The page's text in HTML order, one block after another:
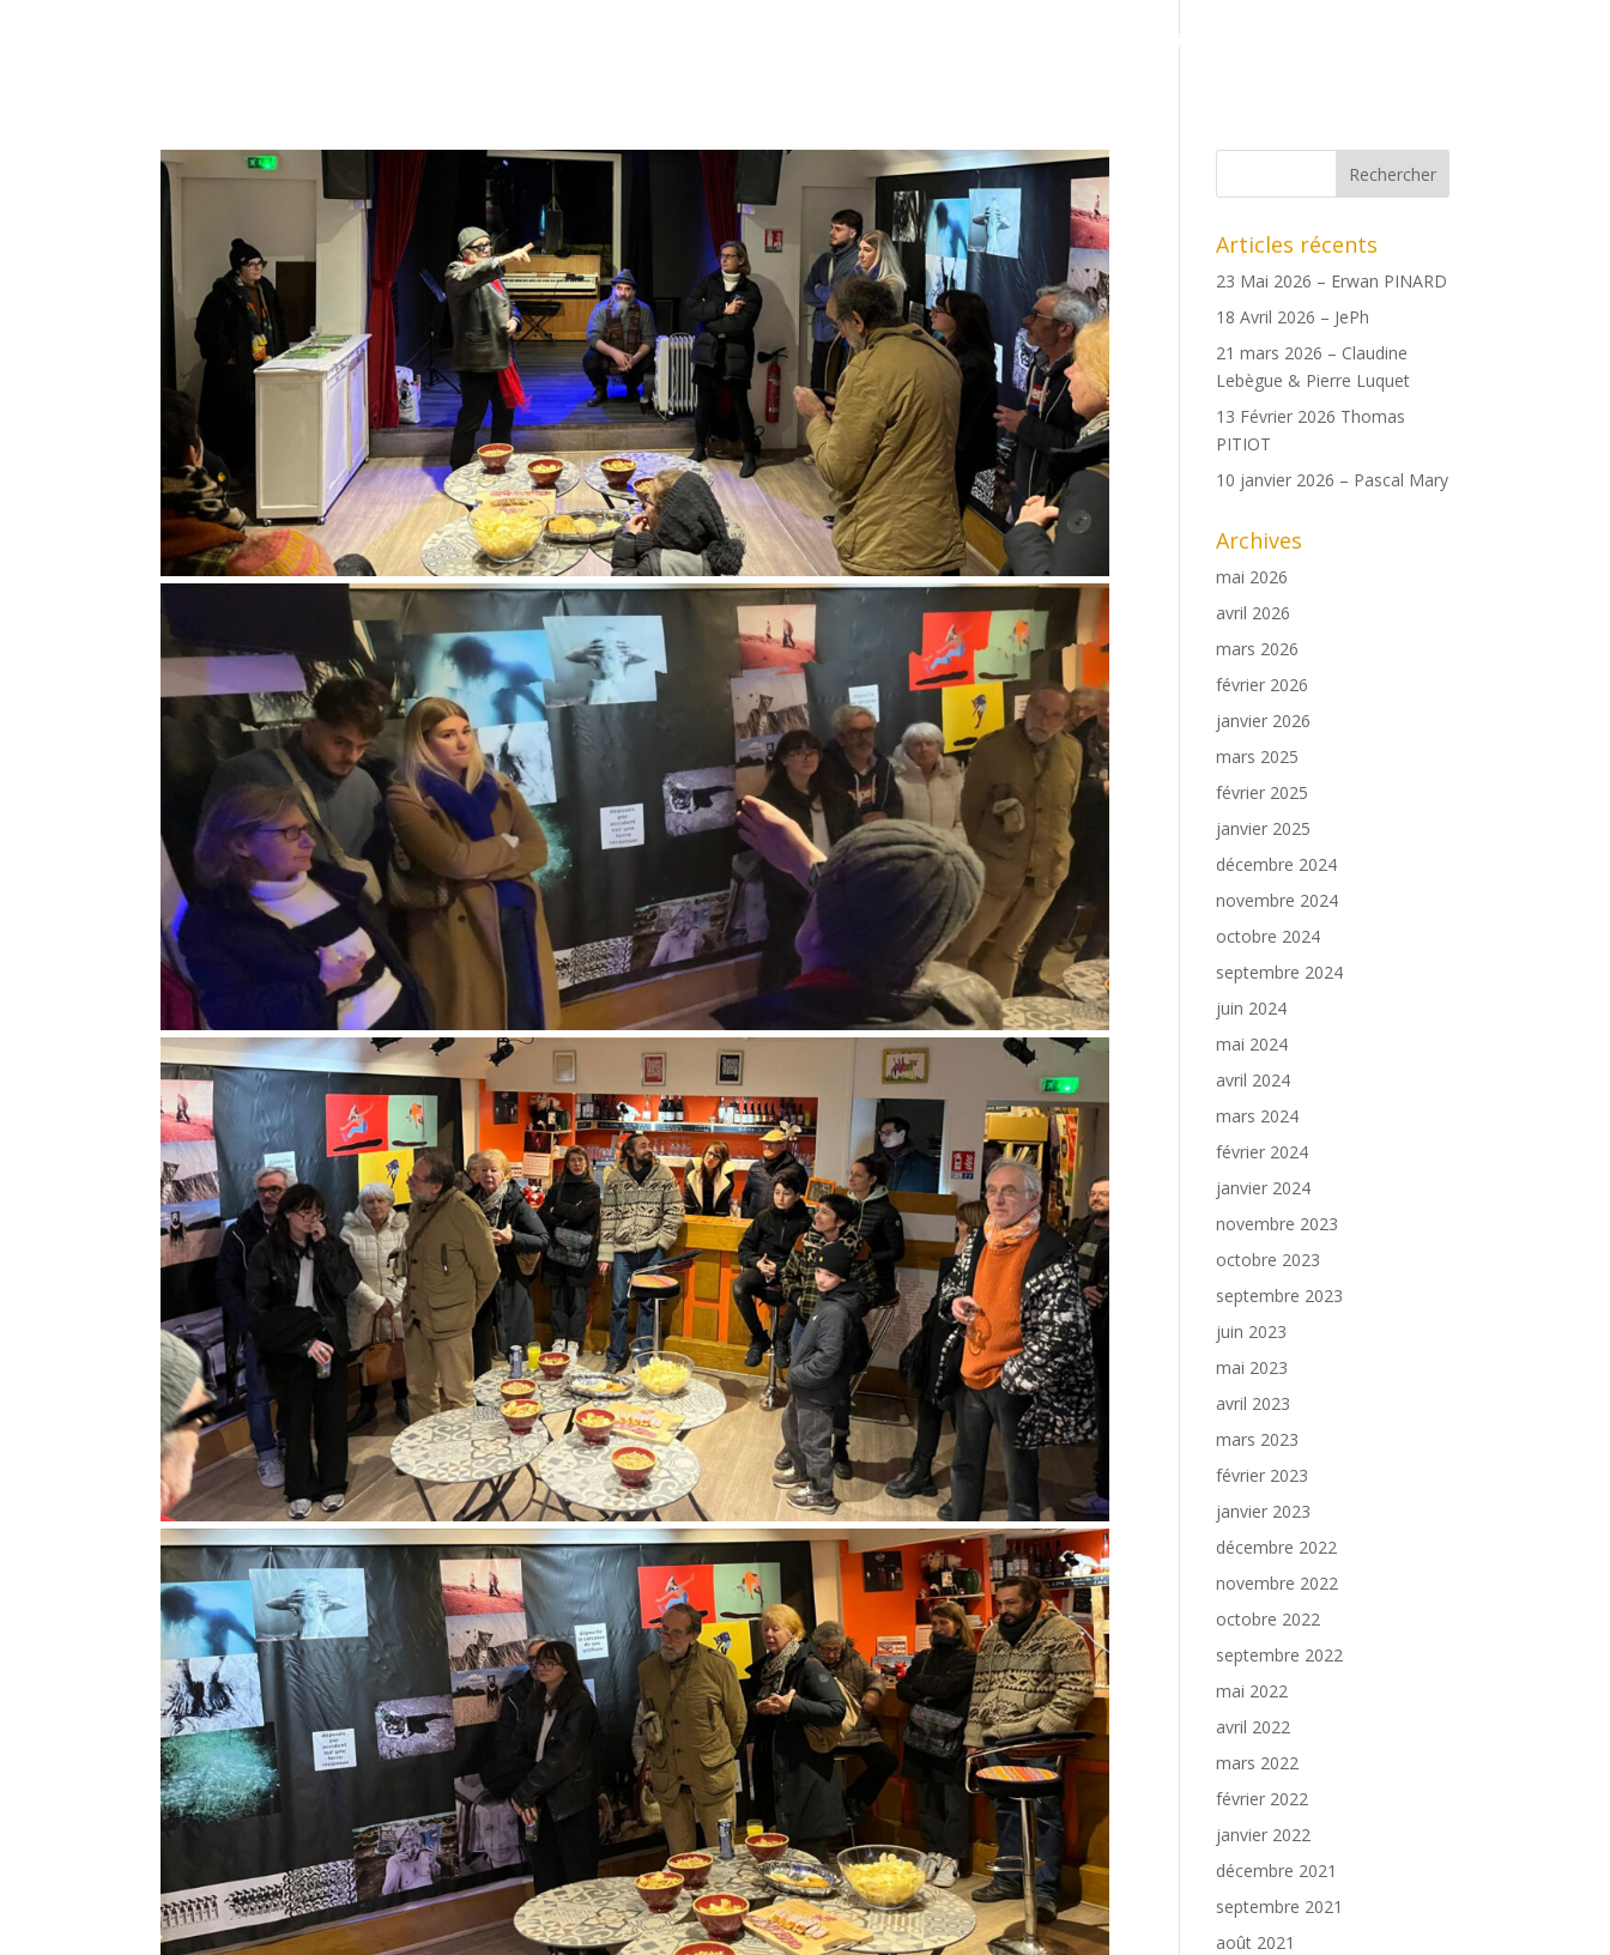
Boutique
Articles récents
23 Mai 2026 – Erwan PINARD
18 Avril 2026 – JePh
21 mars 2026 – Claudine
Lebègue & Pierre Luquet
13 Février 2026 Thomas
PITIOT
10 janvier 2026 – Pascal Mary
Archives
mai 2026
avril 2026
mars 2026
février 2026
janvier 2026
mars 2025
février 2025
janvier 2025
décembre 2024
novembre 2024
octobre 2024
septembre 2024
juin 2024
mai 2024
avril 2024
mars 2024
février 2024
janvier 2024
novembre 2023
octobre 2023
septembre 2023
juin 2023
mai 2023
avril 2023
mars 2023
février 2023
janvier 2023
décembre 2022
novembre 2022
octobre 2022
septembre 2022
mai 2022
avril 2022
mars 2022
février 2022
janvier 2022
décembre 2021
septembre 2021
août 2021